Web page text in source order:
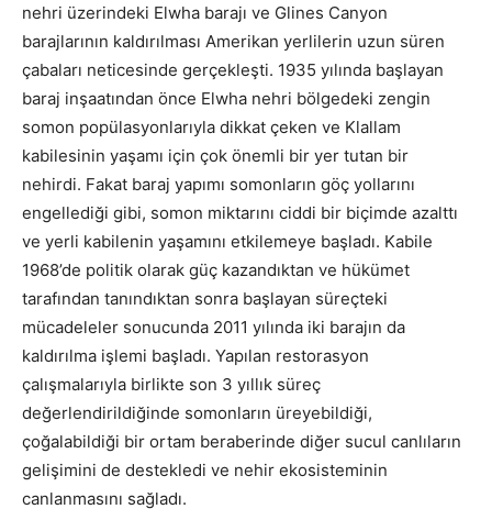
nehri üzerindeki Elwha barajı ve Glines Canyon
barajlarının kaldırılması Amerikan yerlilerin uzun süren
çabaları neticesinde gerçekleşti. 1935 yılında başlayan
baraj inşaatından önce Elwha nehri bölgedeki zengin
somon popülasyonlarıyla dikkat çeken ve Klallam
kabilesinin yaşamı için çok önemli bir yer tutan bir
nehirdi. Fakat baraj yapımı somonların göç yollarını
engellediği gibi, somon miktarını ciddi bir biçimde azalttı
ve yerli kabilenin yaşamını etkilemeye başladı. Kabile
1968’de politik olarak güç kazandıktan ve hükümet
tarafından tanındıktan sonra başlayan süreçteki
mücadeleler sonucunda 2011 yılında iki barajın da
kaldırılma işlemi başladı. Yapılan restorasyon
çalışmalarıyla birlikte son 3 yıllık süreç
değerlendirildiğinde somonların üreyebildiği,
çoğalabildiği bir ortam beraberinde diğer sucul canlıların
gelişimini de destekledi ve nehir ekosisteminin
canlanmasını sağladı.